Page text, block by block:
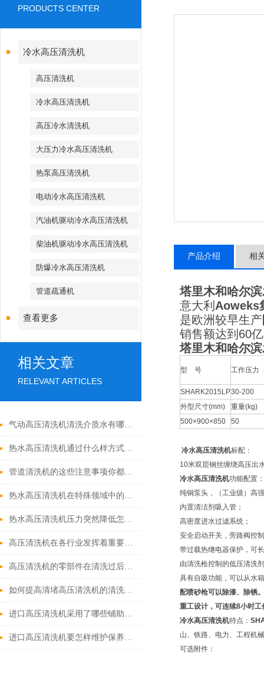
PRODUCTS CENTER
冷水高压清洗机
高压清洗机
冷水高压清洗机
高压冷水清洗机
大压力冷水高压清洗机
热泵高压清洗机
电动冷水高压清洗机
汽油机驱动冷水高压清洗机
柴油机驱动冷水高压清洗机
防爆冷水高压清洗机
管道疏通机
查看更多
相关文章
RELEVANT ARTICLES
气动高压清洗机清洗介质水有哪些优点
热水高压清洗机通过什么样方式来实现增压呢
管道清洗机的这些注意事项你都落实到位了吗
热水高压清洗机在特殊领域中的应用
热水高压清洗机压力突然降低怎么回事
高压清洗机在各行业发挥着重要的作用
高压清洗机的零部件在清洗过后还需要注意什么
如何提高清堵高压清洗机的清洗效果？
进口高压清洗机采用了哪些铺助系统
进口高压清洗机要怎样维护保养才算合理呢
产品介绍 相
塔里木和哈尔
意大利 Aoweks
是欧洲较早生产
销售额达到60
塔里木和哈尔
型 号 工作压力
SHARK2015LP30-200
外型尺寸(mm)
重量(kg)
500×900×850
50
冷水高压清洗机标配：
10米双层钢丝缠绕高压出
冷水高压清洗机功能配置：
纯铜泵头，（工业级）高
内置清洁剂吸入管；
高密度进水过滤系统；
安全启动开关，旁路阀控
带过载热继电器保护，可
由清洗枪控制的低压清洗
具有自吸功能，可以从水
配喷砂枪可以除漆、除锈。
重工设计，可连续8小时工
冷水高压清洗机特点：
山、铁路、电力、工程机
可选附件：